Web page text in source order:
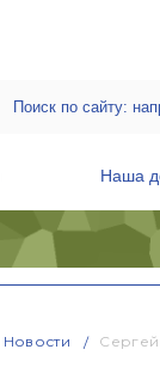
Наша
Новости